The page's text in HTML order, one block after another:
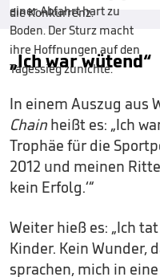
„Ich war wütend“
In einem Auszug aus
Chain heißt es: „Ich
Trophäe für die
2012 und meinen
kein Erfolg.‘“
Weiter hieß es: „Ich
Kinder. Kein Wunder,
sprachen, mich in